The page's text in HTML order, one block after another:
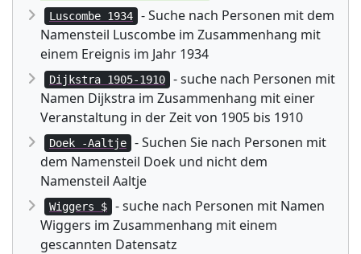
Luscombe 1934
- Suche nach Personen mit dem
Namensteil Luscombe im Zusammenhang mit
einem Ereignis im Jahr 1934
Dijkstra 1905-1910
- suche nach Personen mit
Namen Dijkstra im Zusammenhang mit einer
Veranstaltung in der Zeit von 1905 bis 1910
Doek -Aaltje
- Suchen Sie nach Personen mit
dem Namensteil Doek und nicht dem
Namensteil Aaltje
Wiggers $
- suche nach Personen mit Namen
Wiggers im Zusammenhang mit einem
gescannten Datensatz